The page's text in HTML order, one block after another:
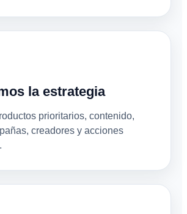
la estrategia
prioritarios, contenido,
creadores y acciones